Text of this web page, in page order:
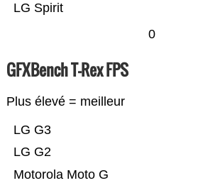
LG Spirit
0
GFXBench T-Rex FPS
Plus élevé = meilleur
Motorola Moto G
LG G2
LG G3